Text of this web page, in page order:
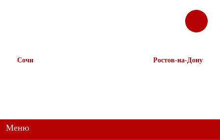
Сочи
ЗАКАЗАТЬ
ЗВОНОК
Ростов-на-Дону
Меню